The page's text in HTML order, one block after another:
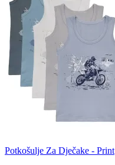
Potkošulje Za Dječake - Print